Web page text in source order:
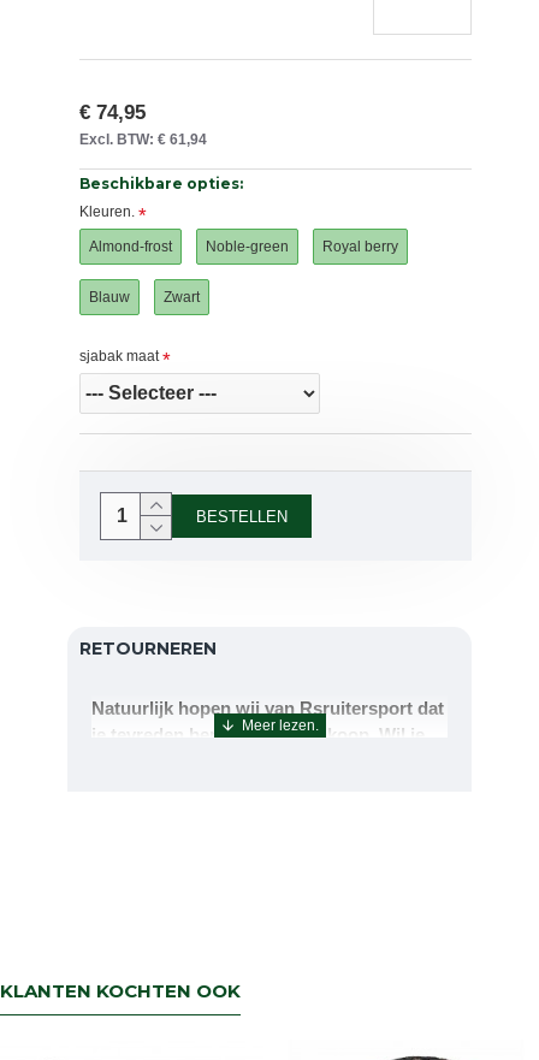
€ 74,95
Excl. BTW: € 61,94
Beschikbare opties:
Kleuren.
Almond-frost Noble-green Royal berry
Blauw Zwart
sjabak maat
BESTELLEN
RETOURNEREN
Natuurlijk hopen wij van Rsruitersport dat
je tevreden bent met uw aankoop. Wil je
KLANTEN KOCHTEN OOK